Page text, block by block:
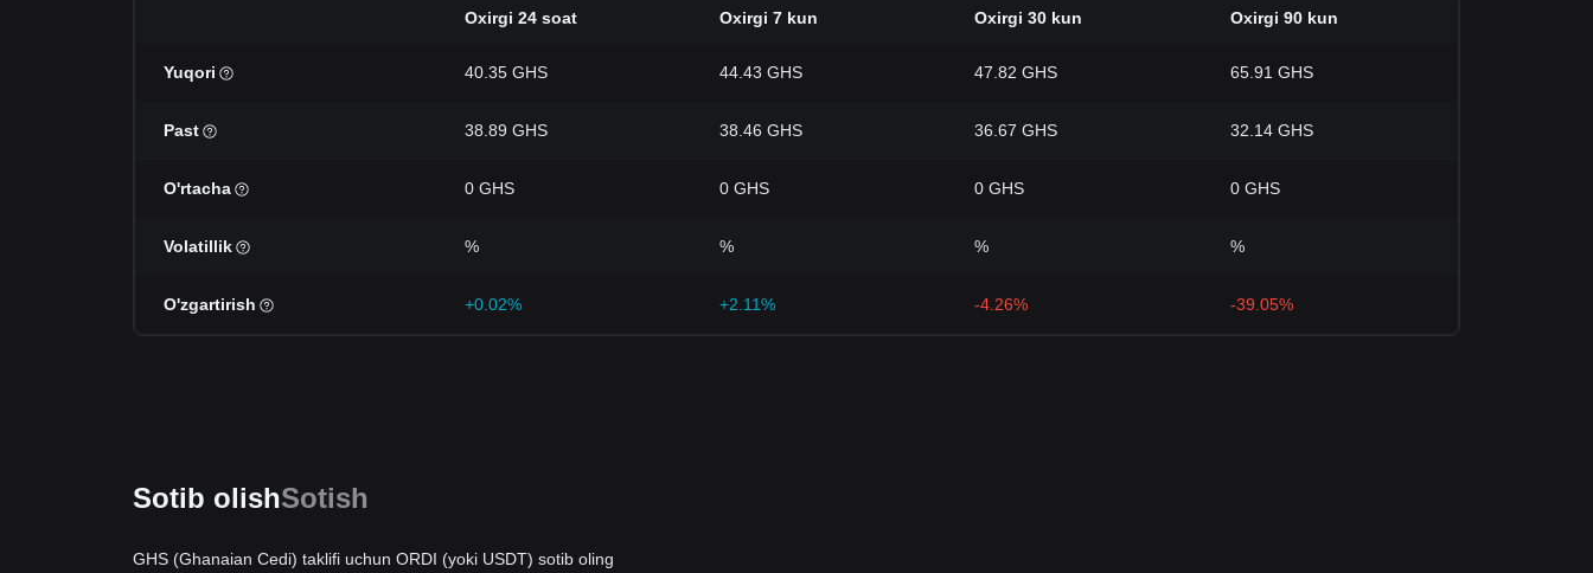
Oxirgi 24 soat Oxirgi 7 kun Oxirgi 30 kun Oxirgi 90 kun
Yuqori 40.35 GHS 44.43 GHS 47.82 GHS 65.91 GHS
Past 38.89 GHS 38.46 GHS 36.67 GHS 32.14 GHS
O'rtacha 0 GHS 0 GHS 0 GHS 0 GHS
Volatillik % % % %
O'zgartirish +0.02% +2.11% -4.26% -39.05%
Sotib olishSotish
GHS (Ghanaian Cedi) taklifi uchun ORDI (yoki USDT) sotib oling